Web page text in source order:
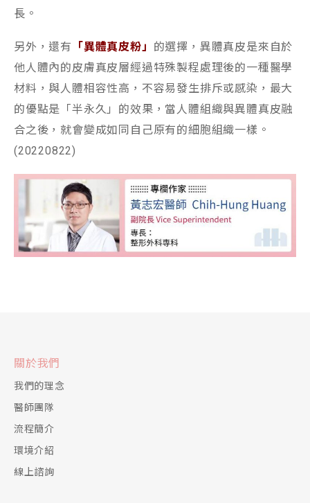
長。
另外，還有 「異體真皮粉」 的選擇，異體真皮是來自於
他人體內的皮膚真皮層經過特殊製程處理後的一種醫學
材料，與人體相容性高，不容易發生排斥或感染，最大
的優點是「半永久」的效果，當人體組織與異體真皮融
合之後，就會變成如同自己原有的細胞組織一樣。
(20220822)
關於我們
我們的理念
醫師團隊
流程簡介
環境介紹
線上諮詢